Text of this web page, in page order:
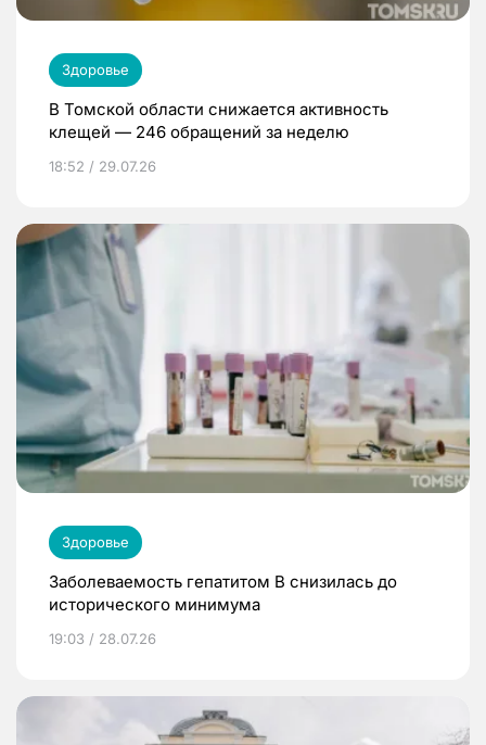
Здоровье
В Томской области снижается активность
клещей — 246 обращений за неделю
18:52 / 29.07.26
Здоровье
Заболеваемость гепатитом В снизилась до
исторического минимума
19:03 / 28.07.26